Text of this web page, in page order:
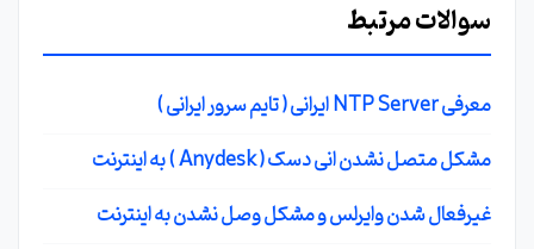
سوالات مرتبط
معرفی NTP Server ایرانی ( تایم سرور ایرانی )
مشکل متصل نشدن انی دسک ( Anydesk ) به اینترنت
غیرفعال شدن وایرلس و مشکل وصل نشدن به اینترنت